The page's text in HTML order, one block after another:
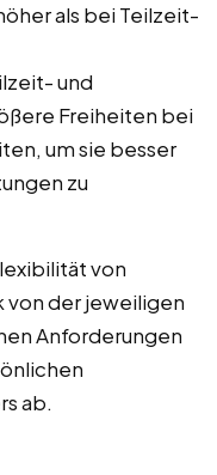
als bei Teilzeit-
und
Freiheiten bei
um sie besser
zu
von
von der jeweiligen
Anforderungen
ab.